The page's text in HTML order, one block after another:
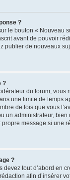
?
le bouton «
avant de pouvoir
publier de nouveaux
?
du forum,
une limite de temps
de fois que vous
un administrateur,
message si une
?
tout d’abord en
afin d’insérer